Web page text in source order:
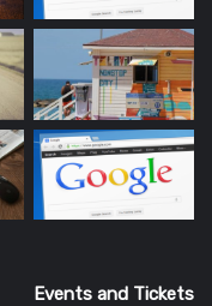
Events and Tickets